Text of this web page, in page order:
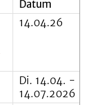
Datum
14.04.26
Di. 14.04. -
14.07.2026